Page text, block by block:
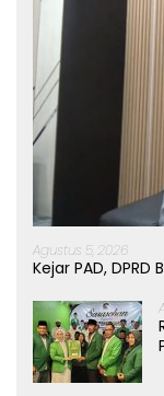
Agustus 5, 2026
Kejar PAD,